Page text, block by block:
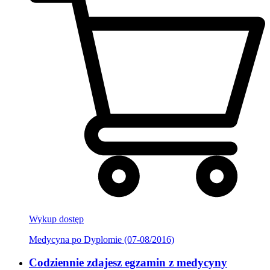
Wykup dostęp
Medycyna po Dyplomie (07-08/2016)
Codziennie zdajesz egzamin z medycyny